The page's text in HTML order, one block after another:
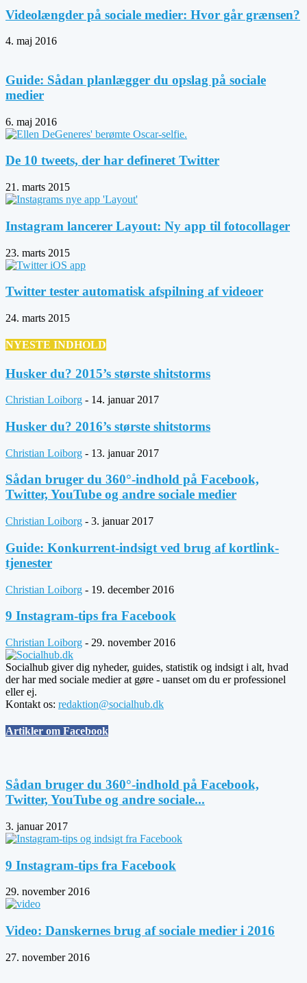
Videolængder på sociale medier: Hvor går grænsen?
4. maj 2016
Guide: Sådan planlægger du opslag på sociale
medier
6. maj 2016
De 10 tweets, der har defineret Twitter
21. marts 2015
Instagram lancerer Layout: Ny app til fotocollager
23. marts 2015
Twitter tester automatisk afspilning af videoer
24. marts 2015
NYESTE INDHOLD
Husker du? 2015’s største shitstorms
Christian Loiborg - 14. januar 2017
Husker du? 2016’s største shitstorms
Christian Loiborg - 13. januar 2017
Sådan bruger du 360°-indhold på Facebook,
Twitter, YouTube og andre sociale medier
Christian Loiborg - 3. januar 2017
Guide: Konkurrent-indsigt ved brug af kortlink-
tjenester
Christian Loiborg - 19. december 2016
9 Instagram-tips fra Facebook
Christian Loiborg - 29. november 2016
Socialhub giver dig nyheder, guides, statistik og indsigt i alt, hvad
der har med sociale medier at gøre - uanset om du er professionel
eller ej.
Kontakt os: redaktion@socialhub.dk
Artikler om Facebook
Sådan bruger du 360°-indhold på Facebook,
Twitter, YouTube og andre sociale...
3. januar 2017
9 Instagram-tips fra Facebook
29. november 2016
Video: Danskernes brug af sociale medier i 2016
27. november 2016